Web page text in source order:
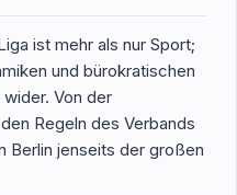
ist mehr als nur Sport;
und bürokratischen
Von der
Regeln des Verbands
Berlin jenseits der großen